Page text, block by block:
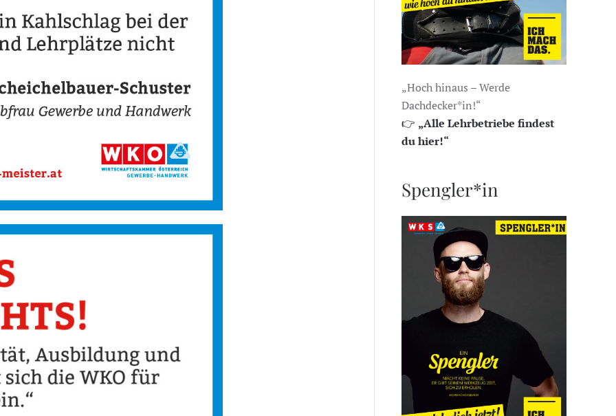
„Hoch hinaus – Werde
Dachdecker*in!“
👉 „Alle Lehrbetriebe findest
du hier!“
Spengler*in